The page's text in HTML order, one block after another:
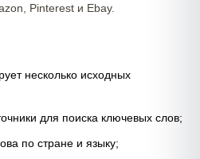
Pinterest и Ebay.
несколько исходных
для поиска ключевых слов;
по стране и языку;